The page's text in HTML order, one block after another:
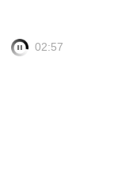
02:57